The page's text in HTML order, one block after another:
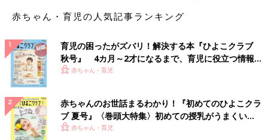
赤ちゃん・育児の人気記事ランキング
育児の困ったがズバリ！解決する本『ひよこクラブ
秋号』 4カ月～2才になるまで、育児に役立つ情報が
いっぱい！
赤ちゃん・育児
赤ちゃんのお世話まるわかり！『初めてのひよこクラ
ブ 夏号』〈巻頭大特集〉初めての授乳がうまくい
く！ おっぱい・ミルクの基本と夏のトラブル 解決テ
赤ちゃん・育児